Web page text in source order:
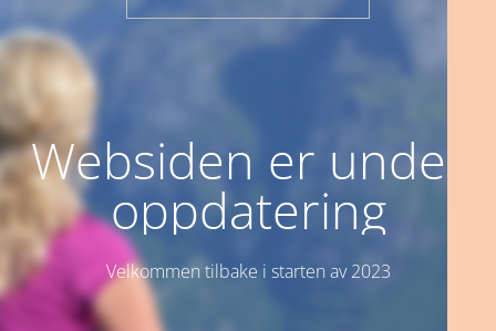
Websiden er under
oppdatering
Velkommen tilbake i starten av 2023